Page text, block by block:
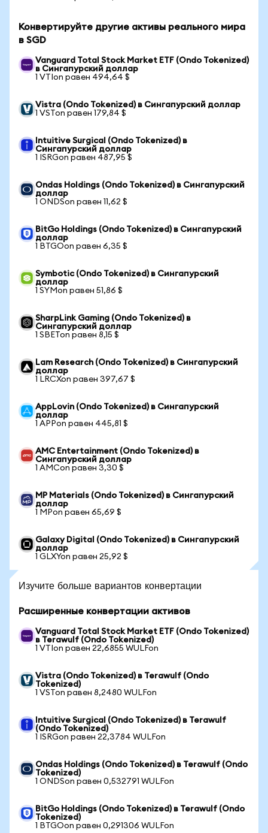
Конвертируйте другие активы реального мира
в SGD
Vanguard Total Stock Market ETF (Ondo Tokenized)
в Сингапурский доллар
1 VTIon равен 494,64 $
Vistra (Ondo Tokenized) в Сингапурский доллар
1 VSTon равен 179,84 $
Intuitive Surgical (Ondo Tokenized) в
Сингапурский доллар
1 ISRGon равен 487,95 $
Ondas Holdings (Ondo Tokenized) в Сингапурский
доллар
1 ONDSon равен 11,62 $
BitGo Holdings (Ondo Tokenized) в Сингапурский
доллар
1 BTGOon равен 6,35 $
Symbotic (Ondo Tokenized) в Сингапурский
доллар
1 SYMon равен 51,86 $
SharpLink Gaming (Ondo Tokenized) в
Сингапурский доллар
1 SBETon равен 8,15 $
Lam Research (Ondo Tokenized) в Сингапурский
доллар
1 LRCXon равен 397,67 $
AppLovin (Ondo Tokenized) в Сингапурский
доллар
1 APPon равен 445,81 $
AMC Entertainment (Ondo Tokenized) в
Сингапурский доллар
1 AMCon равен 3,30 $
MP Materials (Ondo Tokenized) в Сингапурский
доллар
1 MPon равен 65,69 $
Galaxy Digital (Ondo Tokenized) в Сингапурский
доллар
1 GLXYon равен 25,92 $
Изучите больше вариантов конвертации
Расширенные конвертации активов
Vanguard Total Stock Market ETF (Ondo Tokenized)
в Terawulf (Ondo Tokenized)
1 VTIon равен 22,6855 WULFon
Vistra (Ondo Tokenized) в Terawulf (Ondo
Tokenized)
1 VSTon равен 8,2480 WULFon
Intuitive Surgical (Ondo Tokenized) в Terawulf
(Ondo Tokenized)
1 ISRGon равен 22,3784 WULFon
Ondas Holdings (Ondo Tokenized) в Terawulf (Ondo
Tokenized)
1 ONDSon равен 0,532791 WULFon
BitGo Holdings (Ondo Tokenized) в Terawulf (Ondo
Tokenized)
1 BTGOon равен 0,291306 WULFon